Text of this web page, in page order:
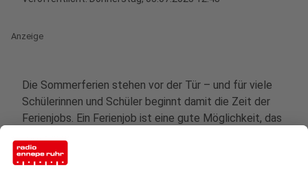
Anzeige
Die Sommerferien stehen vor der Tür – und für viele
Schülerinnen und Schüler beginnt damit die Zeit der
Ferienjobs. Ein Ferienjob ist eine gute Möglichkeit, das
in die Berufswelt zu erhalten. Doch welche Regeln